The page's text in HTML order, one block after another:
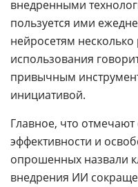
внедренными
пользуется ими
нейросетям
использования
привычным
инициативой.
Главное, что
эффективности и
опрошенных назвали
внедрения ИИ